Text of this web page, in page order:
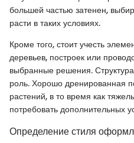
большей частью затенен,
расти в таких условиях.
Кроме того, стоит учесть
деревьев, построек или
выбранные решения.
роль. Хорошо дренированная
растений, в то время как
потребовать дополнительных
Определение стиля